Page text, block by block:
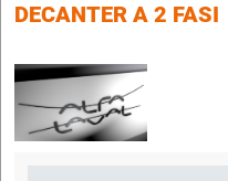
DECANTER A 2 FASI